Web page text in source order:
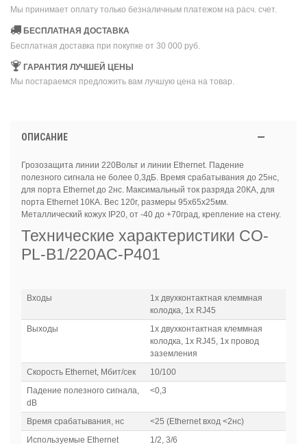
Мы принимает оплату только безналичным платежом на расч. счет.
БЕСПЛАТНАЯ ДОСТАВКА
Бесплатная доставка при покупке от 30 000 руб.
ГАРАНТИЯ ЛУЧШЕЙ ЦЕНЫ
Мы постараемся предложить вам лучшую цена на товар.
ОПИСАНИЕ
Грозозащита линии 220Вольт и линии Ethernet. Падение
полезного сигнала не более 0,3дБ. Время срабатывания до 25нс,
для порта Ethernet до 2нс. Максимальный ток разряда 20КА, для
порта Ethernet 10КА. Вес 120г, размеры 95х65х25мм.
Металлический кожух IP20, от -40 до +70град, крепление на стену.
Технические характеристики CO-
PL-B1/220AC-P401
Входы
1x двухконтактная клеммная
колодка, 1x RJ45
Выходы
1x двухконтактная клеммная
колодка, 1x RJ45, 1х провод
заземления
Скорость Ethernet, Мбит/сек
10/100
Падение полезного сигнала,
dB
<0,3
Время срабатывания, нс
<25 (Ethernet вход <2нс)
Используемые Ethernet
1/2, 3/6